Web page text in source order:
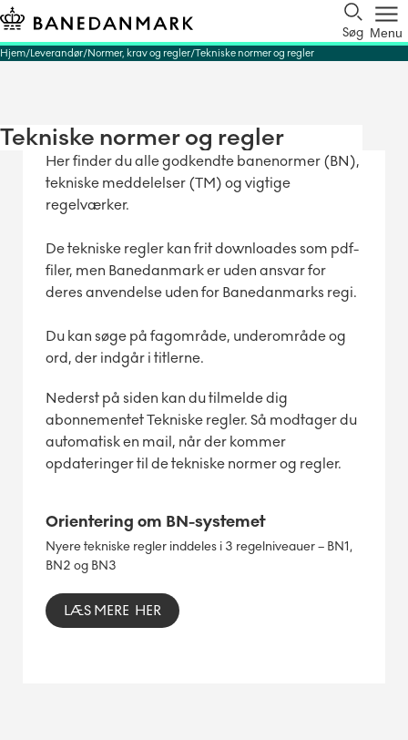
Søg Menu
Hjem Leverandør Normer, krav og regler Tekniske normer og regler
Tekniske normer og regler
Her finder du alle godkendte banenormer (BN),
tekniske meddelelser (TM) og vigtige
regelværker.
De tekniske regler kan frit downloades som pdf-
filer, men Banedanmark er uden ansvar for
deres anvendelse uden for Banedanmarks regi.
Du kan søge på fagområde, underområde og
ord, der indgår i titlerne.
Nederst på siden kan du tilmelde dig
abonnementet Tekniske regler. Så modtager du
automatisk en mail, når der kommer
opdateringer til de tekniske normer og regler.
Orientering om BN-systemet
Nyere tekniske regler inddeles i 3 regelniveauer – BN1,
BN2 og BN3
LÆS MERE HER